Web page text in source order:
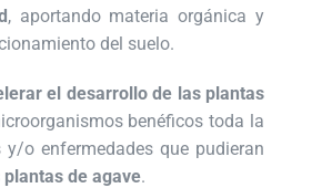
, aportando materia orgánica y
del suelo.
el desarrollo de las plantas
benéficos toda la
o enfermedades que pudieran
de agave.